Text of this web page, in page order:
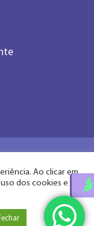
- Desde
Ao clicar em
dos cookies e